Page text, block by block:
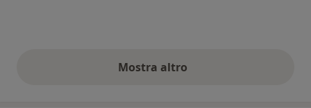
Mostra altroopinioni di cui sopra